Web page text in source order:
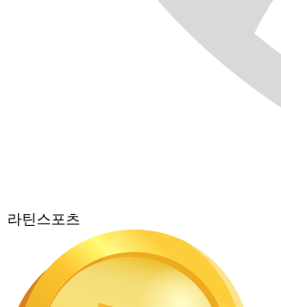
라틴스포츠